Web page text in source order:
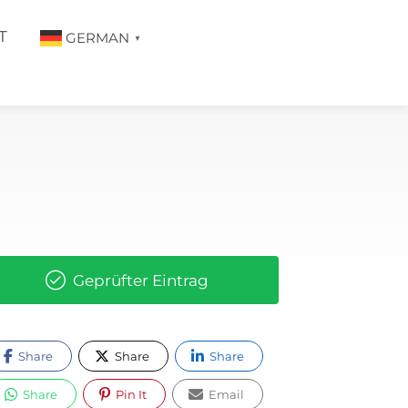
GERMAN ▼
Geprüfter Eintrag
Share Share Share
Share Pin It Email